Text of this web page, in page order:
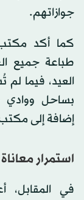
جوازاتهم.
كما أكد
طباعة جميع
العيد، فيما
بساحل ووادي
إضافة إلى
استمرار
في المقابل،